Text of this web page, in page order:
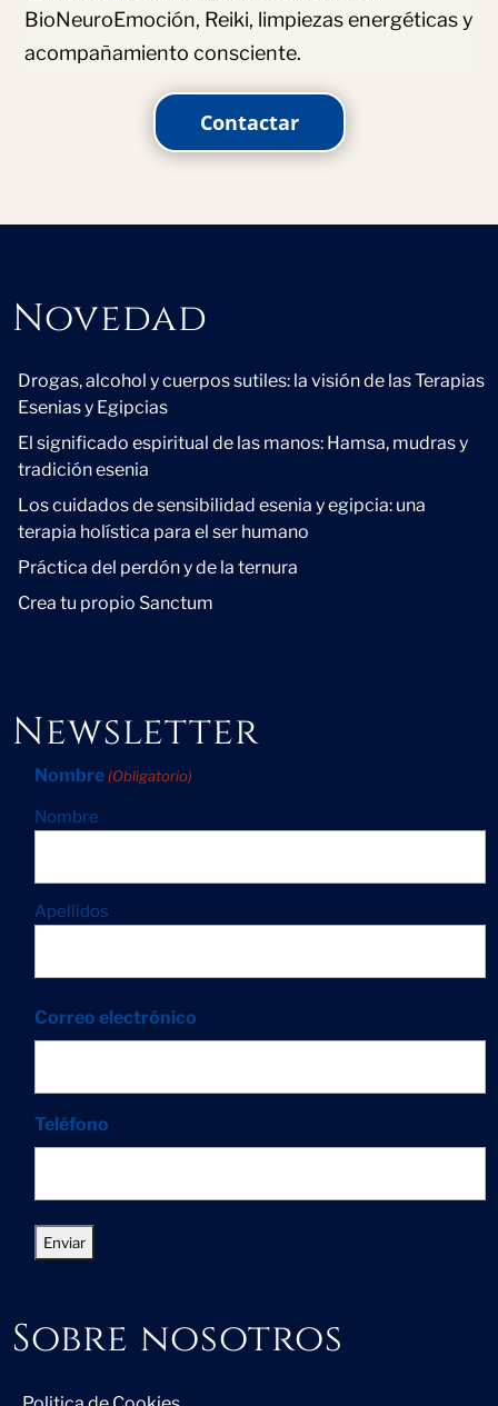
BioNeuroEmoción, Reiki, limpiezas energéticas y
acompañamiento consciente.
Contactar
Novedad
Novedad
Drogas, alcohol y cuerpos sutiles: la visión de las Terapias
Esenias y Egipcias
El significado espiritual de las manos: Hamsa, mudras y
tradición esenia
Los cuidados de sensibilidad esenia y egipcia: una
terapia holística para el ser humano
Práctica del perdón y de la ternura
Crea tu propio Sanctum
Newsletter
Nombre (Obligatorio)
Nombre
Apellidos
Correo electrónico
Teléfono
Sobre nosotros